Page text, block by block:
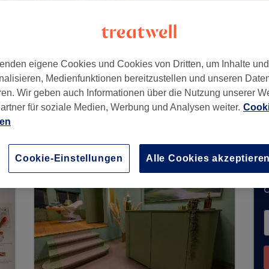
, 20259
keine Buchungen über Treatwell entgegen.
Ihrer Nähe zu finden. Dort warten viele
eigene Cookies und Cookies von Dritten, um Inhalte
Medienfunktionen bereitzustellen und unseren
Wir geben auch Informationen über die Nutzung unserer
für soziale Medien, Werbung und Analysen weiter.
Cookie-Einstellungen Alle Cookies akzeptieren